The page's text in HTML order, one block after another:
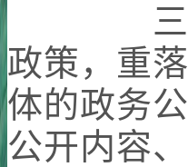
三是
政策，重
体的政务
公开内容